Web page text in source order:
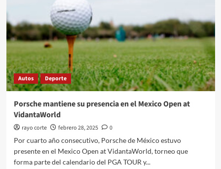
inauguración
de
Mitsubishi
Universidad
Autos Deporte
Porsche mantiene su presencia en el Mexico Open at
VidantaWorld
rayo corte febrero 28, 2025
0
Por cuarto año consecutivo, Porsche de México estuvo
presente en el Mexico Open at VidantaWorld, torneo que
forma parte del calendario del PGA TOUR y...